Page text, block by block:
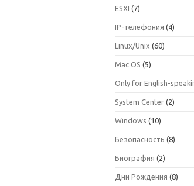
ESXI (7)
IP-телефония (4)
Linux/Unix (60)
Mac OS (5)
Only for English-
System Center (2)
Windows (10)
Безопасность (8)
Биография (2)
Дни Рождения (8)